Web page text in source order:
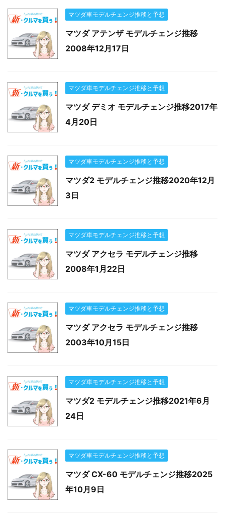
マツダ車モデルチェンジ推移と予想
マツダ アテンザ モデルチェンジ推移
2008年12月17日
マツダ車モデルチェンジ推移と予想
マツダ デミオ モデルチェンジ推移2017年
4月20日
マツダ車モデルチェンジ推移と予想
マツダ2 モデルチェンジ推移2020年12月
3日
マツダ車モデルチェンジ推移と予想
マツダ アクセラ モデルチェンジ推移
2008年1月22日
マツダ車モデルチェンジ推移と予想
マツダ アクセラ モデルチェンジ推移
2003年10月15日
マツダ車モデルチェンジ推移と予想
マツダ2 モデルチェンジ推移2021年6月
24日
マツダ車モデルチェンジ推移と予想
マツダ CX-60 モデルチェンジ推移2025
年10月9日